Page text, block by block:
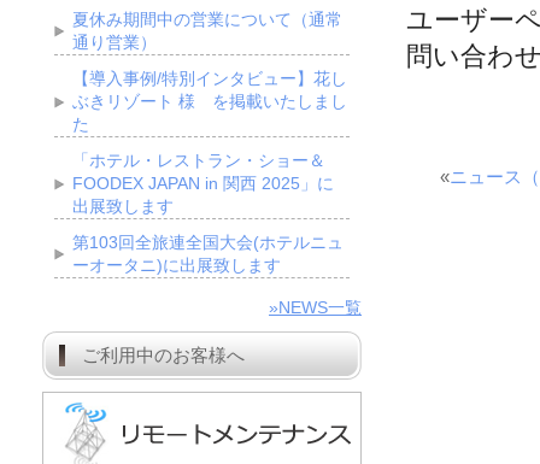
ユーザー
問い合わ
«ニュース
夏休み期間中の営業について（通常
通り営業）
【導入事例/特別インタビュー】花し
ぶきリゾート 様 を掲載いたしまし
た
「ホテル・レストラン・ショー＆
FOODEX JAPAN in 関西 2025」に
出展致します
第103回全旅連全国大会(ホテルニュ
ーオータニ)に出展致します
»NEWS一覧
ご利用中のお客様へ